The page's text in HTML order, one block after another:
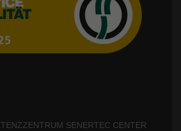
SENERTEC CENTER